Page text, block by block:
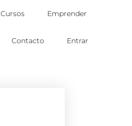
Cursos Emprender
Contacto Entrar